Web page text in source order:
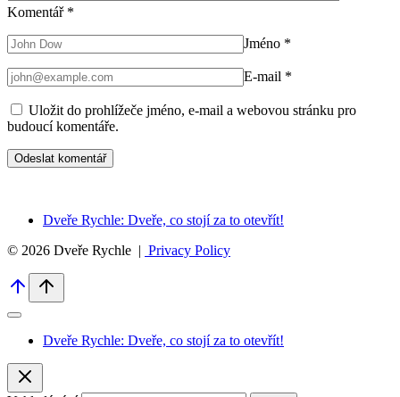
Komentář *
Jméno *
E-mail *
Uložit do prohlížeče jméno, e-mail a webovou stránku pro
budoucí komentáře.
Dveře Rychle: Dveře, co stojí za to otevřít!
© 2026 Dveře Rychle | Privacy Policy
Dveře Rychle: Dveře, co stojí za to otevřít!